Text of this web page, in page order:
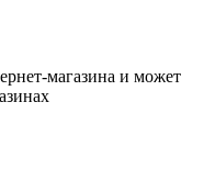
магазина и может